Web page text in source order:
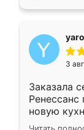
3
Заказала
Ренессанс
новую
вполне